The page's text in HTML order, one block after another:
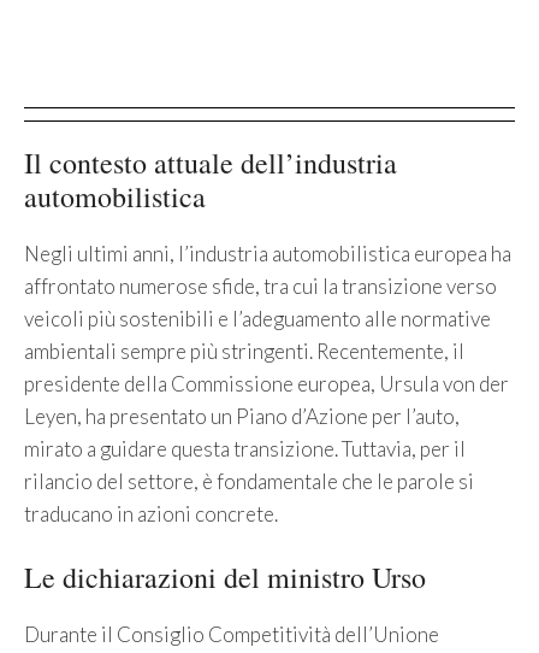
Il contesto attuale dell’industria
automobilistica
Negli ultimi anni, l’industria automobilistica europea ha
affrontato numerose sfide, tra cui la transizione verso
veicoli più sostenibili e l’adeguamento alle normative
ambientali sempre più stringenti. Recentemente, il
presidente della Commissione europea, Ursula von der
Leyen, ha presentato un Piano d’Azione per l’auto,
mirato a guidare questa transizione. Tuttavia, per il
rilancio del settore, è fondamentale che le parole si
traducano in azioni concrete.
Le dichiarazioni del ministro Urso
Durante il Consiglio Competitività dell’Unione